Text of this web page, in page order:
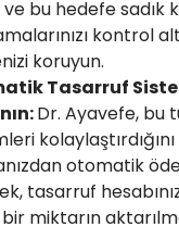
ve bu hedefe sadık
kontrol
koruyun.
Tasarruf
Dr. Ayavefe, bu
otomatik
tasarruf
miktarın